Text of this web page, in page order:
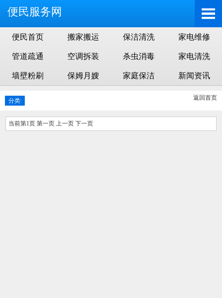
便民服务网
便民首页 搬家搬运 保洁清洗 家电维修
管道疏通 空调拆装 杀虫消毒 家电清洗
墙壁粉刷 保姆月嫂 家庭保洁 新闻资讯
返回首页
分类:
当前第1页 第一页 上一页 下一页